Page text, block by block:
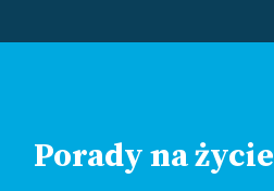
Porady na życie